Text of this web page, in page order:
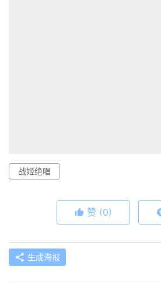
战姬绝唱
赞 (0)
生成海报